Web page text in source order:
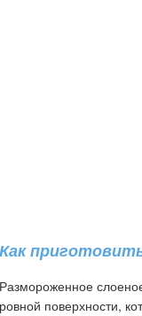
Как
Размороженное
ровной поверхности,